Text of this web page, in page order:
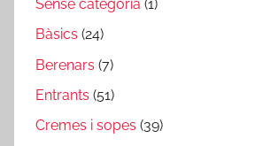
Sense categoria (1)
Bàsics (24)
Berenars (7)
Entrants (51)
Cremes i sopes (39)